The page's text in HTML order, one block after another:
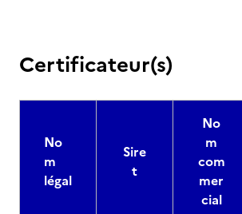
Certificateur(s)
No
m
légal
Sire
t
No
m
com
mer
cial